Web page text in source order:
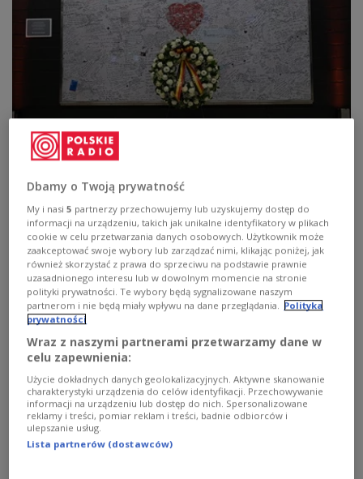
Piąta rocznica zamachów w Brukseli.
Uczczono pamięć 32 ofiar, w tym Polki
W Brukseli minutą ciszy uczczono pamięć ofiar ataków
terrorystycznych sprzed pięciu lat. Rano 22 marca 2016
r. terroryści zaatakowali na międzynarodowym lotnisku i
w metrze zabijając 32 osoby, w tym Polkę i raniąc ponad
300 osób. Uroczystości upamiętniające ofiary zamachów
odbyły się w kilku miejscach w Brukseli.
Zobacz więcej na temat:Belgia Bruksela zamach terroryzm
Państwo Islamskie
zamachy w Europie
Beata Płomecka
ŚWIAT
Dbamy o Twoją prywatność
My i nasi5 partnerzy przechowujemy lub uzyskujemy dostęp do
informacji na urządzeniu, takich jak unikalne identyfikatory w plikach
cookie w celu przetwarzania danych osobowych. Użytkownik może
zaakceptować swoje wybory lub zarządzać nimi, klikając poniżej, jak
również skorzystać z prawa do sprzeciwu na podstawie prawnie
uzasadnionego interesu lub w dowolnym momencie na stronie
polityki prywatności. Te wybory będą sygnalizowane naszym
partnerom i nie będą miały wpływu na dane przeglądania. Polityka
prywatności
Wraz z naszymi partnerami przetwarzamy dane w
celu zapewnienia:
Użycie dokładnych danych geolokalizacyjnych. Aktywne skanowanie
charakterystyki urządzenia do celów identyfikacji. Przechowywanie
informacji na urządzeniu lub dostęp do nich. Spersonalizowane
reklamy i treści, pomiar reklam i treści, badnie odbiorców i
ulepszanie usług.
Lista partnerów (dostawców)